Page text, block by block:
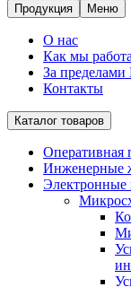
Продукция Меню
О нас
Как мы
За
Контакты
Каталог товаров
Оперативная
Инженерные
Электронные